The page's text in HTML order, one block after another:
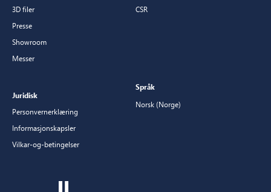
3D filer
Presse
Showroom
Messer
CSR
Juridisk
Personvernerklæring
Informasjonskapsler
Vilkar-og-betingelser
Språk
Norsk (Norge)